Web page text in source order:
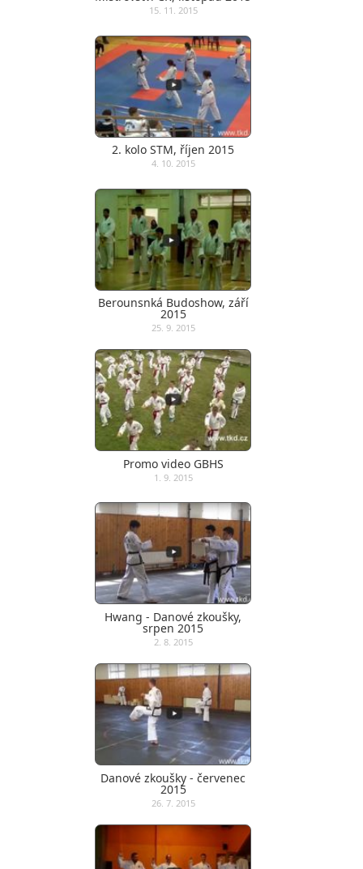
15. 11. 2015
2. kolo STM, říjen 2015
4. 10. 2015
Berounsnká Budoshow, září
2015
25. 9. 2015
Promo video GBHS
1. 9. 2015
Hwang - Danové zkoušky,
srpen 2015
2. 8. 2015
Danové zkoušky - červenec
2015
26. 7. 2015